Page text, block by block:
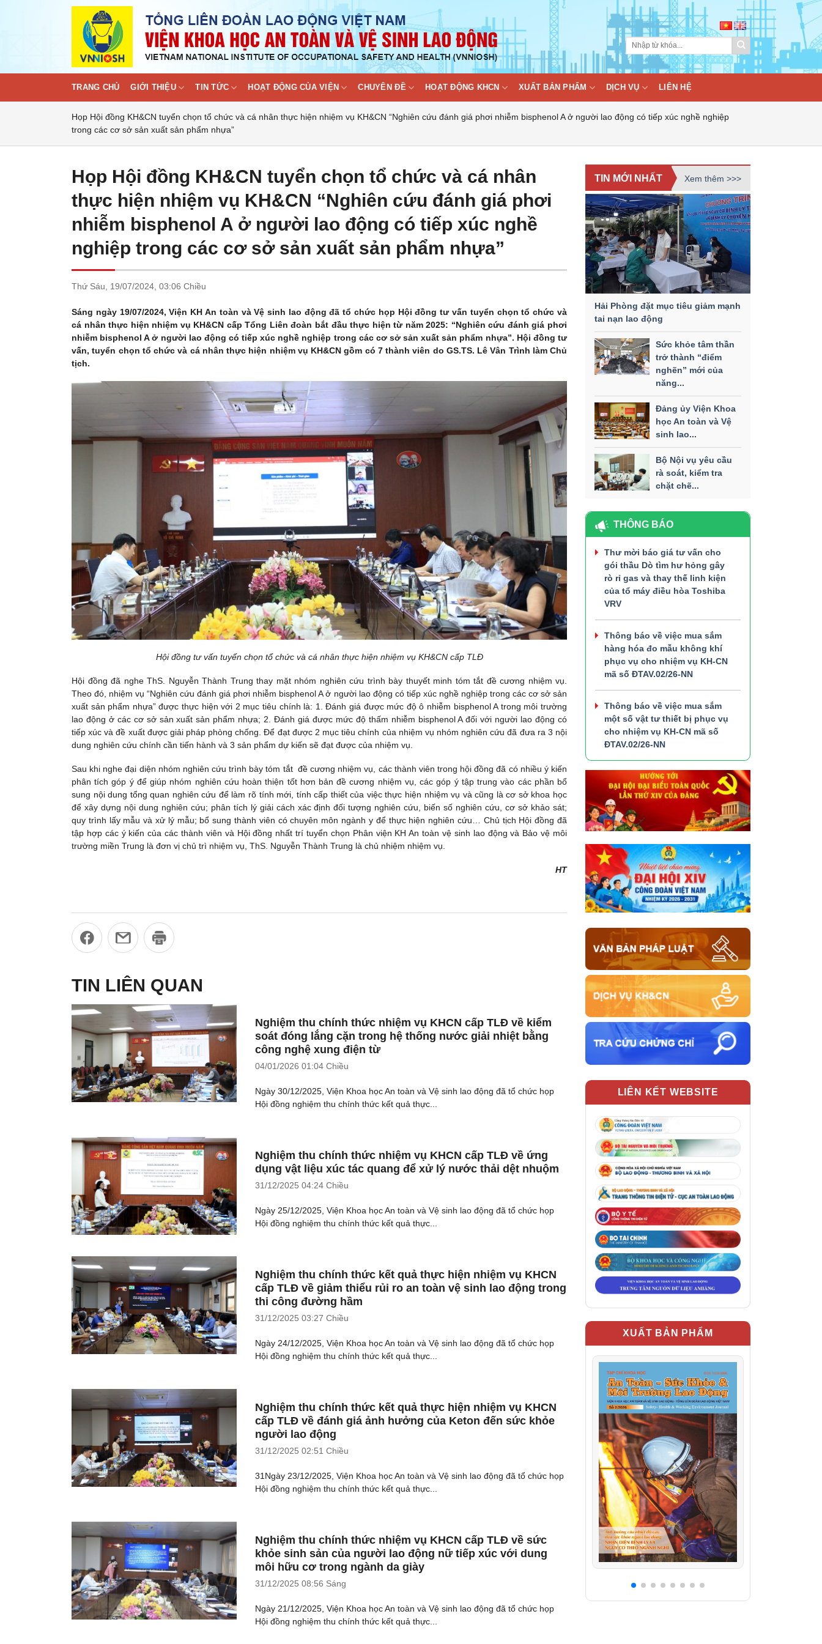
TRANG CHỦ GIỚI THIỆU TIN TỨC HOẠT ĐỘNG CỦA VIỆN CHUYÊN ĐỀ HOẠT ĐỘNG KHCN XUẤT BẢN PHẨM DỊCH VỤ LIÊN HỆ
Họp Hội đồng KH&CN tuyển chọn tổ chức và cá nhân thực hiện nhiệm vụ KH&CN “Nghiên cứu đánh giá phơi nhiễm bisphenol A ở người lao động có tiếp xúc nghề nghiệp
trong các cơ sở sản xuất sản phẩm nhựa”
Họp Hội đồng KH&CN tuyển chọn tổ chức và cá nhân
thực hiện nhiệm vụ KH&CN “Nghiên cứu đánh giá phơi
nhiễm bisphenol A ở người lao động có tiếp xúc nghề
nghiệp trong các cơ sở sản xuất sản phẩm nhựa”
Thứ Sáu, 19/07/2024, 03:06 Chiều
Sáng ngày 19/07/2024, Viện KH An toàn và Vệ sinh lao động đã tổ chức họp Hội đồng tư vấn tuyển chọn tổ chức và
cá nhân thực hiện nhiệm vụ KH&CN cấp Tổng Liên đoàn bắt đầu thực hiện từ năm 2025: “Nghiên cứu đánh giá phơi
nhiễm bisphenol A ở người lao động có tiếp xúc nghề nghiệp trong các cơ sở sản xuất sản phẩm nhựa”. Hội đồng tư
vấn, tuyển chọn tổ chức và cá nhân thực hiện nhiệm vụ KH&CN gồm có 7 thành viên do GS.TS. Lê Vân Trình làm Chủ
tịch.
Hội đồng tư vấn tuyển chọn tổ chức và cá nhân thực hiện nhiệm vụ KH&CN cấp TLĐ
Hội đồng đã nghe ThS. Nguyễn Thành Trung thay mặt nhóm nghiên cứu trình bày thuyết minh tóm tắt đề cương nhiệm vụ.
Theo đó, nhiệm vụ “Nghiên cứu đánh giá phơi nhiễm bisphenol A ở người lao động có tiếp xúc nghề nghiệp trong các cơ sở sản
xuất sản phẩm nhựa” được thực hiện với 2 mục tiêu chính là: 1. Đánh giá được mức độ ô nhiễm bisphenol A trong môi trường
lao động ở các cơ sở sản xuất sản phẩm nhựa; 2. Đánh giá được mức độ thấm nhiễm bisphenol A đối với người lao động có
tiếp xúc và đề xuất được giải pháp phòng chống. Để đạt được 2 mục tiêu chính của nhiệm vụ nhóm nghiên cứu đã đưa ra 3 nội
dung nghiên cứu chính cần tiến hành và 3 sản phẩm dự kiến sẽ đạt được của nhiệm vụ.
Sau khi nghe đại diện nhóm nghiên cứu trình bày tóm tắt đề cương nhiệm vụ, các thành viên trong hội đồng đã có nhiều ý kiến
phân tích góp ý để giúp nhóm nghiên cứu hoàn thiện tốt hơn bản đề cương nhiệm vụ, các góp ý tập trung vào các phần bổ
sung nội dung tổng quan nghiên cứu để làm rõ tính mới, tính cấp thiết của việc thực hiện nhiệm vụ và cũng là cơ sở khoa học
để xây dựng nội dung nghiên cứu; phân tích lý giải cách xác định đối tượng nghiên cứu, biến số nghiên cứu, cơ sở khảo sát;
quy trình lấy mẫu và xử lý mẫu; bổ sung thành viên có chuyên môn ngành y để thực hiện nghiên cứu… Chủ tịch Hội đồng đã
tập hợp các ý kiến của các thành viên và Hội đồng nhất trí tuyển chọn Phân viện KH An toàn vệ sinh lao động và Bảo vệ môi
trường miền Trung là đơn vị chủ trì nhiệm vụ, ThS. Nguyễn Thành Trung là chủ nhiệm nhiệm vụ.
HT
TIN LIÊN QUAN
Nghiệm thu chính thức nhiệm vụ KHCN cấp TLĐ về kiểm
soát đóng lắng cặn trong hệ thống nước giải nhiệt bằng
công nghệ xung điện từ
04/01/2026 01:04 Chiều
Ngày 30/12/2025, Viện Khoa học An toàn và Vệ sinh lao động đã tổ chức họp
Hội đồng nghiệm thu chính thức kết quả thực...
Nghiệm thu chính thức nhiệm vụ KHCN cấp TLĐ về ứng
dụng vật liệu xúc tác quang để xử lý nước thải dệt nhuộm
31/12/2025 04:24 Chiều
Ngày 25/12/2025, Viện Khoa học An toàn và Vệ sinh lao động đã tổ chức họp
Hội đồng nghiệm thu chính thức kết quả thực...
Nghiệm thu chính thức kết quả thực hiện nhiệm vụ KHCN
cấp TLĐ về giảm thiểu rủi ro an toàn vệ sinh lao động trong
thi công đường hầm
31/12/2025 03:27 Chiều
Ngày 24/12/2025, Viện Khoa học An toàn và Vệ sinh lao động đã tổ chức họp
Hội đồng nghiệm thu chính thức kết quả thực...
Nghiệm thu chính thức kết quả thực hiện nhiệm vụ KHCN
cấp TLĐ về đánh giá ảnh hưởng của Keton đến sức khỏe
người lao động
31/12/2025 02:51 Chiều
31Ngày 23/12/2025, Viện Khoa học An toàn và Vệ sinh lao động đã tổ chức họp
Hội đồng nghiệm thu chính thức kết quả thực...
Nghiệm thu chính thức nhiệm vụ KHCN cấp TLĐ về sức
khỏe sinh sản của người lao động nữ tiếp xúc với dung
môi hữu cơ trong ngành da giày
31/12/2025 08:56 Sáng
Ngày 21/12/2025, Viện Khoa học An toàn và Vệ sinh lao động đã tổ chức họp
Hội đồng nghiệm thu chính thức kết quả thực...
TIN MỚI NHẤT Xem thêm >>>
Hải Phòng đặt mục tiêu giảm mạnh
tai nạn lao động
Sức khỏe tâm thần
trở thành “điểm
nghẽn” mới của
năng...
Đảng ủy Viện Khoa
học An toàn và Vệ
sinh lao...
Bộ Nội vụ yêu cầu
rà soát, kiểm tra
chặt chẽ...
THÔNG BÁO
Thư mời báo giá tư vấn cho
gói thầu Dò tìm hư hỏng gây
rò rỉ gas và thay thế linh kiện
của tổ máy điều hòa Toshiba
VRV
Thông báo về việc mua sắm
hàng hóa đo mẫu không khí
phục vụ cho nhiệm vụ KH-CN
mã số ĐTAV.02/26-NN
Thông báo về việc mua sắm
một số vật tư thiết bị phục vụ
cho nhiệm vụ KH-CN mã số
ĐTAV.02/26-NN
LIÊN KẾT WEBSITE
XUẤT BẢN PHẨM